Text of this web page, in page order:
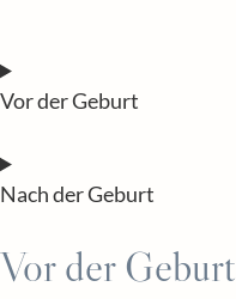
Vor der Geburt
Nach der Geburt
Vor der Geburt